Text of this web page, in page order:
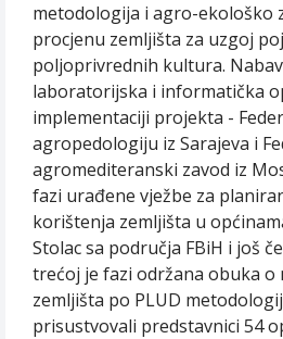
metodologija i agro-ekološko
procjenu zemljišta za uzgoj
poljoprivrednih kultura.
laboratorijska i informatička
implementaciji projekta -
agropedologiju iz Sarajeva i
agromediteranski zavod iz
fazi urađene vježbe za
korištenja zemljišta u
Stolac sa područja FBiH i još
trećoj je fazi održana obuka
zemljišta po PLUD
prisustvovali predstavnici 54